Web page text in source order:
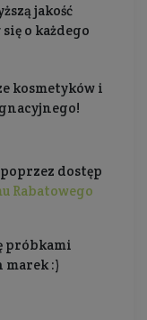
jakość
o każdego
kosmetyków i
dostęp
Rabatowego
próbkami
:)